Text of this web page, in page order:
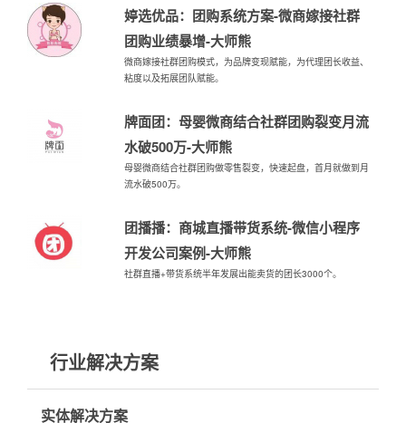
婷选优品：团购系统方案-微商嫁接社群
团购业绩暴增-大师熊
微商嫁接社群团购模式，为品牌变现赋能，为代理团长收益、
粘度以及拓展团队赋能。
牌面团：母婴微商结合社群团购裂变月流
水破500万-大师熊
母婴微商结合社群团购做零售裂变，快速起盘，首月就做到月
流水破500万。
团播播：商城直播带货系统-微信小程序
开发公司案例-大师熊
社群直播+带货系统半年发展出能卖货的团长3000个。
行业解决方案
实体解决方案